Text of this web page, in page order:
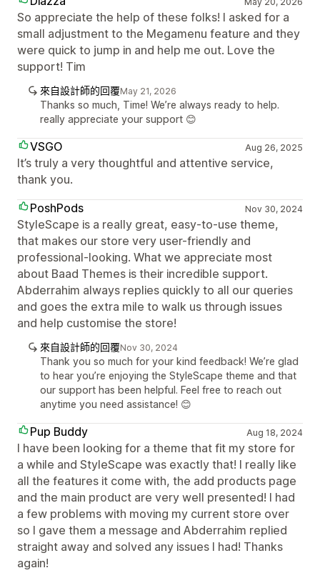
So appreciate the help of these folks! I asked for a
small adjustment to the Megamenu feature and they
were quick to jump in and help me out. Love the
support! Tim
來自設計師的回覆May 21, 2026
Thanks so much, Time! We’re always ready to help.
really appreciate your support 😊
VSGO Aug 26, 2025
It’s truly a very thoughtful and attentive service,
thank you.
PoshPods
Nov 30, 2024
StyleScape is a really great, easy-to-use theme,
that makes our store very user-friendly and
professional-looking. What we appreciate most
about Baad Themes is their incredible support.
Abderrahim always replies quickly to all our queries
and goes the extra mile to walk us through issues
and help customise the store!
來自設計師的回覆Nov 30, 2024
Thank you so much for your kind feedback! We’re glad
to hear you’re enjoying the StyleScape theme and that
our support has been helpful. Feel free to reach out
anytime you need assistance! 😊
Pup Buddy Aug 18, 2024
I have been looking for a theme that fit my store for
a while and StyleScape was exactly that! I really like
all the features it come with, the add products page
and the main product are very well presented! I had
a few problems with moving my current store over
so I gave them a message and Abderrahim replied
straight away and solved any issues I had! Thanks
again!